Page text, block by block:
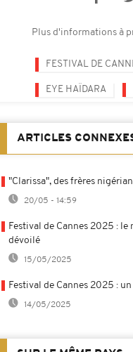
Plus d'informations à
FESTIVAL DE
EYE HAÏDARA
ARTICLES
"Clarissa", des frères
20/05 - 14:59
Festival de Cannes 2025 :
dévoilé
15/05/2025
Festival de Cannes 2025 :
14/05/2025